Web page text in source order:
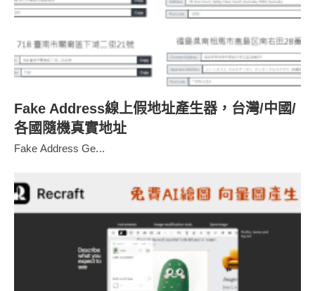
Fake Address線上假地址產生器，台灣/中國/
各國隨機真實地址
Fake Address Ge...